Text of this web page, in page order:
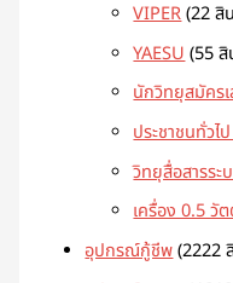
VIPER 22 สิ
YAESU 55
นักวิทยุสมัคร
ประชาชนทั่วไ
วิทยุสื่อสารระ
เครื่อง 0.5 วั
อุปกรณ์กู้ชีพ 2222